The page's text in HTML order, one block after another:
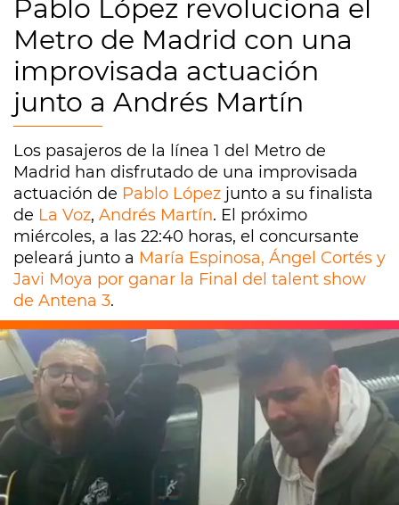
Pablo López revoluciona el
Metro de Madrid con una
improvisada actuación
junto a Andrés Martín
Los pasajeros de la línea 1 del Metro de
Madrid han disfrutado de una improvisada
actuación de Pablo López junto a su finalista
de La Voz, Andrés Martín. El próximo
miércoles, a las 22:40 horas, el concursante
peleará junto a María Espinosa, Ángel Cortés y
Javi Moya por ganar la Final del talent show
de Antena 3.